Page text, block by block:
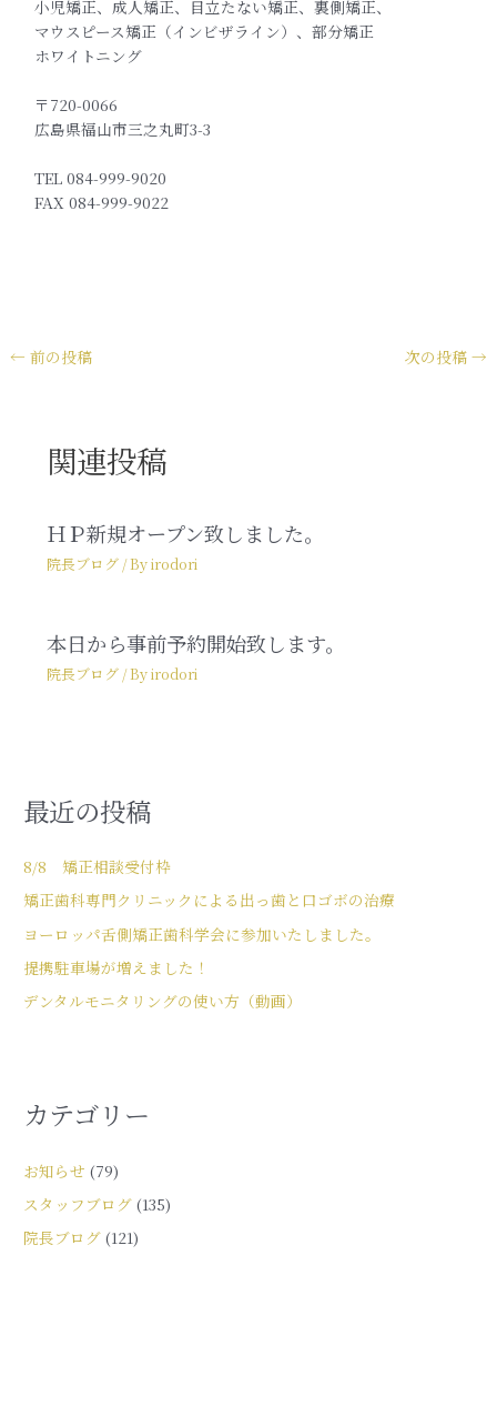
小児矯正、成人矯正、目立たない矯正、裏側矯正、
マウスピース矯正（インビザライン）、部分矯正
ホワイトニング
〒720-0066
広島県福山市三之丸町3-3
TEL 084-999-9020
FAX 084-999-9022
← 前の投稿 次の投稿 →
関連投稿
ＨＰ新規オープン致しました。
院長ブログ/ Byirodori
本日から事前予約開始致します。
院長ブログ/ Byirodori
最近の投稿
8/8 矯正相談受付枠
矯正歯科専門クリニックによる出っ歯と口ゴボの治療
ヨーロッパ舌側矯正歯科学会に参加いたしました。
提携駐車場が増えました！
デンタルモニタリングの使い方（動画）
カテゴリー
お知らせ (79)
スタッフブログ (135)
院長ブログ (121)